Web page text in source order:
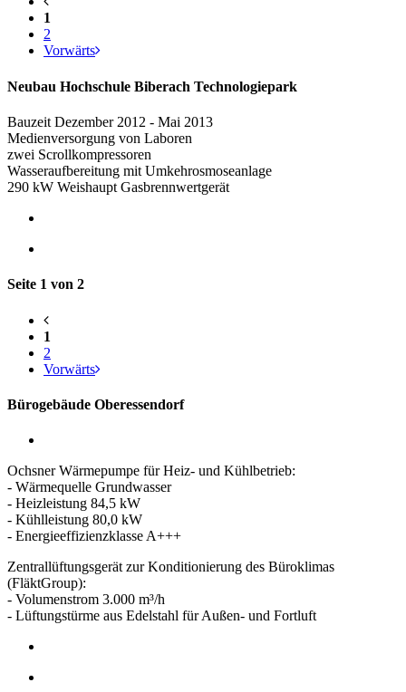
1
2
Vorwärts
Neubau Hochschule Biberach Technologiepark
Bauzeit Dezember 2012 - Mai 2013
Medienversorgung von Laboren
zwei Scrollkompressoren
Wasseraufbereitung mit Umkehrosmoseanlage
290 kW Weishaupt Gasbrennwertgerät
Seite 1 von 2
1
2
Vorwärts
Bürogebäude Oberessendorf
Ochsner Wärmepumpe für Heiz- und Kühlbetrieb:
- Wärmequelle Grundwasser
- Heizleistung 84,5 kW
- Kühlleistung 80,0 kW
- Energieeffizienzklasse A+++
Zentrallüftungsgerät zur Konditionierung des Büroklimas
(FläktGroup):
- Volumenstrom 3.000 m³/h
- Lüftungstürme aus Edelstahl für Außen- und Fortluft